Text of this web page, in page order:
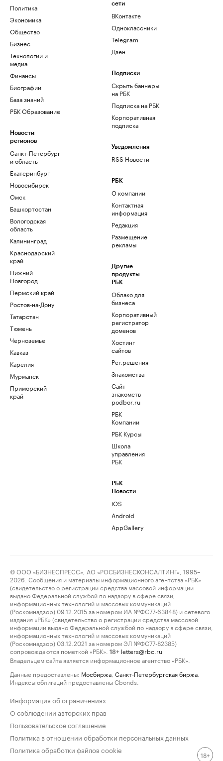
Политика
Экономика
Общество
Бизнес
Технологии и
медиа
Финансы
Биографии
База знаний
РБК Образование
Новости
регионов
Санкт-Петербург
и область
Екатеринбург
Новосибирск
Омск
Башкортостан
Вологодская
область
Калининград
Краснодарский
край
Нижний
Новгород
Пермский край
Ростов-на-Дону
Татарстан
Тюмень
Черноземье
Кавказ
Карелия
Мурманск
Приморский
край
сети
ВКонтакте
Одноклассники
Telegram
Дзен
Подписки
Скрыть баннеры
на РБК
Подписка на РБК
Корпоративная
подписка
Уведомления
RSS Новости
РБК
О компании
Контактная
информация
Редакция
Размещение
рекламы
Другие
продукты
РБК
Облако для
бизнеса
Корпоративный
регистратор
доменов
Хостинг
сайтов
Рег.решения
Знакомства
Сайт
знакомств
podbor.ru
РБК
Компании
РБК Курсы
Школа
управления
РБК
РБК
Новости
iOS
Android
AppGallery
© ООО «БИЗНЕСПРЕСС», АО «РОСБИЗНЕСКОНСАЛТИНГ», 1995–
2026. Сообщения и материалы информационного агентства «РБК»
(свидетельство о регистрации средства массовой информации
выдано Федеральной службой по надзору в сфере связи,
информационных технологий и массовых коммуникаций
(Роскомнадзор) 09.12.2015 за номером ИА №ФС77-63848) и сетевого
издания «РБК» (свидетельство о регистрации средства массовой
информации выдано Федеральной службой по надзору в сфере связи,
информационных технологий и массовых коммуникаций
(Роскомнадзор) 03.12.2021 за номером ЭЛ №ФС77-82385)
сопровождаются пометкой «РБК».
18+ letters@rbc.ru
Владельцем сайта является информационное агентство «РБК».
Данные предоставлены: Мосбиржа Санкт-Петербургская биржа
Индексы облигаций предоставлены Cbonds.
Информация об ограничениях
О соблюдении авторских прав
Пользовательское соглашение
Политика в отношении обработки персональных данных
Политика обработки файлов cookie
18+